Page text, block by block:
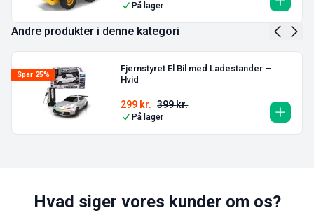
På lager
Andre produkter i denne kategori
Spar 25%
Fjernstyret El Bil med Ladestander –
Hvid
399kr.
299 kr.
På lager
Hvad siger vores kunder om os?